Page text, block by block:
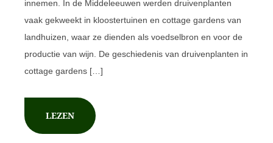
innemen. In de Middeleeuwen werden druivenplanten
vaak gekweekt in kloostertuinen en cottage gardens van
landhuizen, waar ze dienden als voedselbron en voor de
productie van wijn. De geschiedenis van druivenplanten in
cottage gardens […]
LEZEN